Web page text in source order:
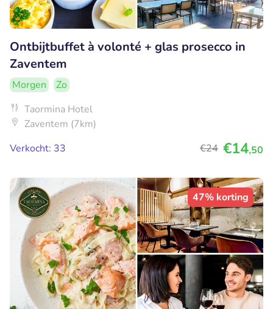
Ontbijtbuffet à volonté + glas prosecco in
Zaventem
Morgen
Zo
Taormina Hotel
Zaventem (7km)
Verkocht: 33
€24 €14,50
47% korting